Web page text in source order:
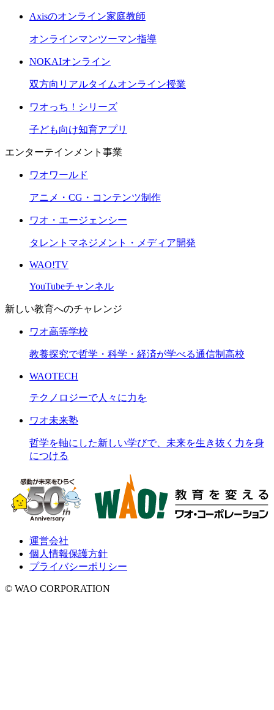
Axisのオンライン家庭教師
オンラインマンツーマン指導
NOKAIオンライン
双方向リアルタイムオンライン授業
ワオっち！シリーズ
子ども向け知育アプリ
エンターテインメント事業
ワオワールド
アニメ・CG・コンテンツ制作
ワオ・エージェンシー
タレントマネジメント・メディア開発
WAO!TV
YouTubeチャンネル
新しい教育へのチャレンジ
ワオ高等学校
教養探究で哲学・科学・経済が学べる通信制高校
WAOTECH
テクノロジーで人々に力を
ワオ未来塾
哲学を軸にした新しい学びで、未来を生き抜く力を身
につける
運営会社
個人情報保護方針
プライバシーポリシー
© WAO CORPORATION